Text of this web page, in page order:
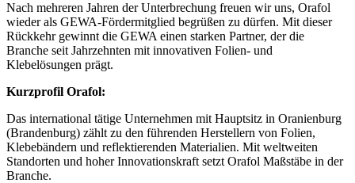
Nach mehreren Jahren der Unterbrechung freuen wir uns, Orafol
wieder als GEWA-Fördermitglied begrüßen zu dürfen. Mit dieser
Rückkehr gewinnt die GEWA einen starken Partner, der die
Branche seit Jahrzehnten mit innovativen Folien- und
Klebelösungen prägt.
Kurzprofil Orafol:
Das international tätige Unternehmen mit Hauptsitz in Oranienburg
(Brandenburg) zählt zu den führenden Herstellern von Folien,
Klebebändern und reflektierenden Materialien. Mit weltweiten
Standorten und hoher Innovationskraft setzt Orafol Maßstäbe in der
Branche.